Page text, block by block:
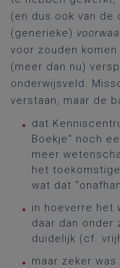
(en dus ook van de
(generieke)
voor zouden
(meer dan nu)
onderwijsveld.
verstaan, maar de
dat
Boekje” noch
meer
het
wat dat
in hoeverre het
daar dan onder
duidelijk (cf.
maar zeker